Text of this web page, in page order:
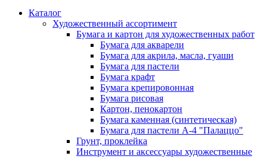
Каталог
Художественный ассортимент
Бумага и картон для художественных работ
Бумага для акварели
Бумага для акрила, масла, гуаши
Бумага для пастели
Бумага крафт
Бумага крепировонная
Бумага рисовая
Картон, пенокартон
Бумага каменная (синтетическая)
Бумага для пастели А-4 "Палаццо"
Грунт, проклейка
Инструмент и аксессуары художественные